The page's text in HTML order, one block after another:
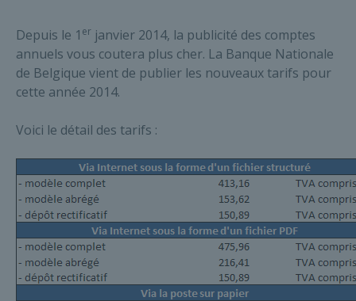
Depuis le 1 er janvier 2014, la publicité des comptes
annuels vous coutera plus cher. La Banque Nationale
de Belgique vient de publier les nouveaux tarifs pour
cette année 2014.
Voici le détail des tarifs :